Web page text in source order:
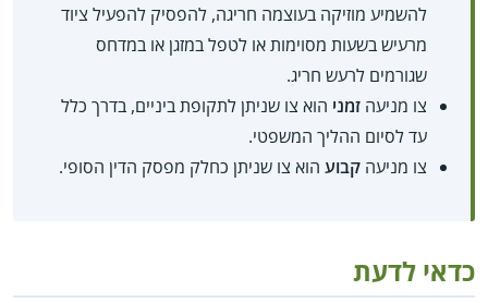
להשמיע מוזיקה בעוצמה חריגה, להפסיק להפעיל ציוד
מרעיש בשעות מסוימות או לטפל במזגן או במדחס
שגורמים לרעש חריג.
צו מניעה זמני הוא צו שניתן לתקופת ביניים, בדרך כלל
עד לסיום ההליך המשפטי.
צו מניעה קבוע הוא צו שניתן כחלק מפסק הדין הסופי.
כדאי לדעת